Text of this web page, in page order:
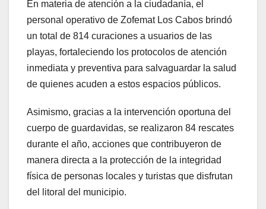
En materia de atención a la ciudadanía, el
personal operativo de Zofemat Los Cabos brindó
un total de 814 curaciones a usuarios de las
playas, fortaleciendo los protocolos de atención
inmediata y preventiva para salvaguardar la salud
de quienes acuden a estos espacios públicos.
Asimismo, gracias a la intervención oportuna del
cuerpo de guardavidas, se realizaron 84 rescates
durante el año, acciones que contribuyeron de
manera directa a la protección de la integridad
física de personas locales y turistas que disfrutan
del litoral del municipio.